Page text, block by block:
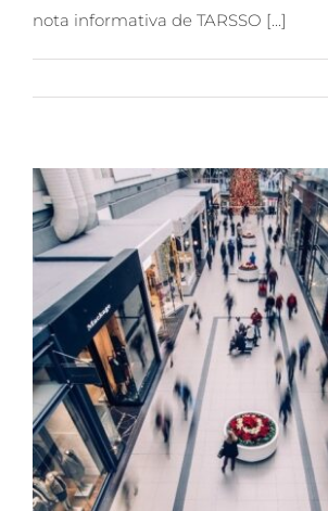
nota informativa de TARSSO [...]